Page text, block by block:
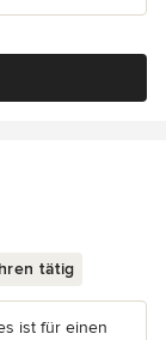
tätig
ist für einen